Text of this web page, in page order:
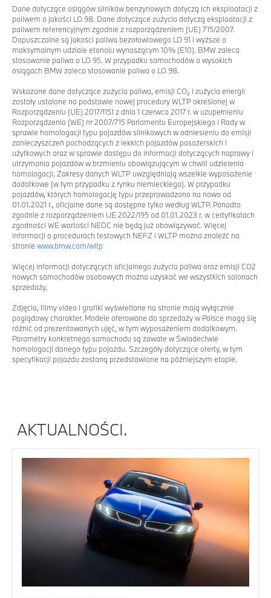
Dane dotyczące osiągów silników benzynowych dotyczą ich eksploatacji z
paliwem o jakości LO 98. Dane dotyczące zużycia dotyczą eksploatacji z
paliwem referencyjnym zgodnie z rozporządzeniem (UE) 715/2007.
Dopuszczalne są jakości paliwa bezołowiowego LO 91 i wyższe o
maksymalnym udziale etanolu wynoszącym 10% (E10). BMW zaleca
stosowanie paliwa o LO 95. W przypadku samochodów o wysokich
osiągach BMW zaleca stosowanie paliwa o LO 98.
Wskazane dane dotyczące zużycia paliwa, emisji CO₂ i zużycia energii
zostały ustalone na podstawie nowej procedury WLTP określonej w
Rozporządzeniu (UE) 2017/1151 z dnia 1 czerwca 2017 r. w uzupełnieniu
Rozporządzenia (WE) nr 2007/715 Parlamentu Europejskiego i Rady w
sprawie homologacji typu pojazdów silnikowych w odniesieniu do emisji
zanieczyszczeń pochodzących z lekkich pojazdów pasażerskich i
użytkowych oraz w sprawie dostępu do informacji dotyczących naprawy i
utrzymania pojazdów w brzmieniu obowiązującym w chwili udzielenia
homologacji. Zakresy danych WLTP uwzględniają wszelkie wyposażenie
dodatkowe (w tym przypadku z rynku niemieckiego). W przypadku
pojazdów, których homologację typu przeprowadzono na nowo od
01.01.2021 r., oficjalne dane są dostępne tylko według WLTP. Ponadto
zgodnie z rozporządzeniem UE 2022/195 od 01.01.2023 r. w certyfikatach
zgodności WE wartości NEDC nie będą już obowiązywać. Więcej
informacji o procedurach testowych NEFZ i WLTP można znaleźć na
stronie www.bmw.com/wltp
Więcej informacji dotyczących oficjalnego zużycia paliwa oraz emisji CO2
nowych samochodów osobowych można uzyskać we wszystkich salonach
sprzedaży.
Zdjęcia, filmy video i grafiki wyświetlane na stronie mają wyłącznie
poglądowy charakter. Modele oferowane do sprzedaży w Polsce mogą się
różnić od prezentowanych ujęć, w tym wyposażeniem dodatkowym.
Parametry konkretnego samochodu są zawate w Świadectwie
homologacji danego typu pojazdu. Szczegóły dotyczące oferty, w tym
specyfikacji pojazdu zostaną przedstawione na późniejszym etapie.
AKTUALNOŚCI.